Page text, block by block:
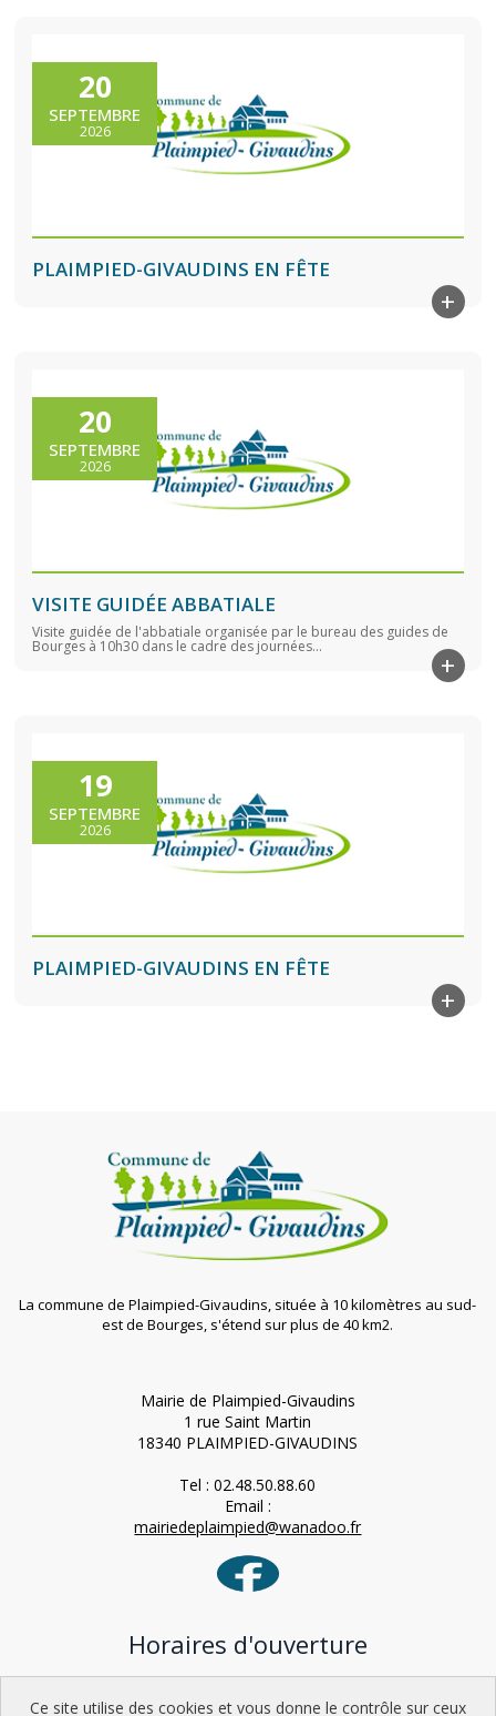
20
SEPTEMBRE
2026
PLAIMPIED-GIVAUDINS EN FÊTE
+
20
SEPTEMBRE
2026
VISITE GUIDÉE ABBATIALE
Visite guidée de l'abbatiale organisée par le bureau des guides de
Bourges à 10h30 dans le cadre des journées...
+
19
SEPTEMBRE
2026
PLAIMPIED-GIVAUDINS EN FÊTE
+
La commune de Plaimpied-Givaudins, située à 10 kilomètres au sud-
est de Bourges, s'étend sur plus de 40 km2.
Mairie de Plaimpied-Givaudins
1 rue Saint Martin
18340 PLAIMPIED-GIVAUDINS
Tel : 02.48.50.88.60
Email :
mairiedeplaimpied@wanadoo.fr
Horaires d'ouverture
Lundi : 9h-12h / 15h-18h
Ce site utilise des cookies et vous donne le contrôle sur ceux